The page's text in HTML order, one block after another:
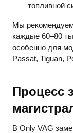
топливной
Мы рекомендуем
каждые 60–80
особенно для
Passat, Tiguan,
Процесс
В Only VAG